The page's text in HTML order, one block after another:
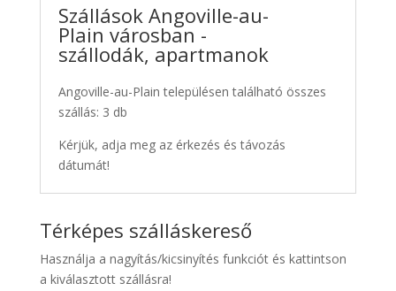
Szállások Angoville-au-
Plain városban -
szállodák, apartmanok
Angoville-au-Plain településen található összes
szállás: 3 db
Kérjük, adja meg az érkezés és távozás
dátumát!
Térképes szálláskereső
Használja a nagyítás/kicsinyítés funkciót és kattintson
a kiválasztott szállásra!